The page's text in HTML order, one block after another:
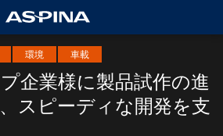
企業様に製品試作の進
スピーディな開発を支
環境 車載